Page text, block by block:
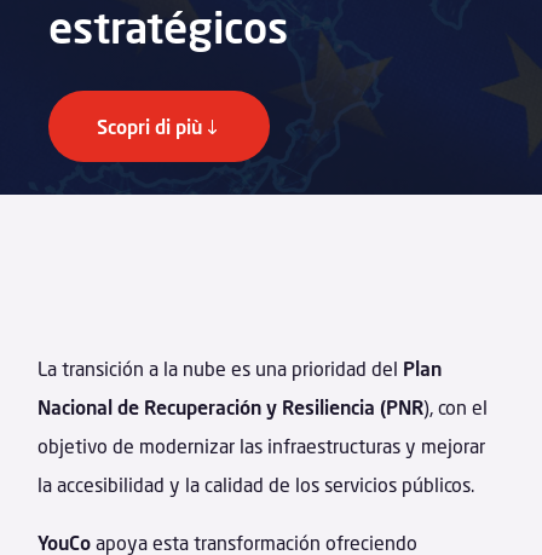
estratégicos
Scopri di più
La transición a la nube es una prioridad del Plan
Nacional de Recuperación y Resiliencia (PNR), con el
objetivo de modernizar las infraestructuras y mejorar
la accesibilidad y la calidad de los servicios públicos.
YouCo apoya esta transformación ofreciendo